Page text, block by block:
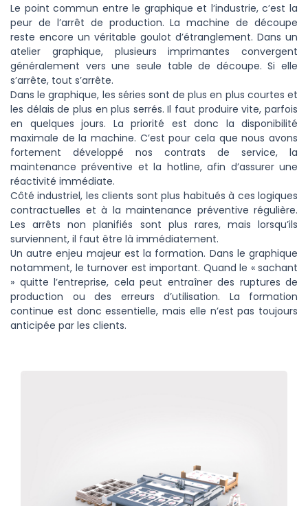
Le point commun entre le graphique et l’industrie, c’est la
peur de l’arrêt de production. La machine de découpe
reste encore un véritable goulot d’étranglement. Dans un
atelier graphique, plusieurs imprimantes convergent
généralement vers une seule table de découpe. Si elle
s’arrête, tout s’arrête.
Dans le graphique, les séries sont de plus en plus courtes et
les délais de plus en plus serrés. Il faut produire vite, parfois
en quelques jours. La priorité est donc la disponibilité
maximale de la machine. C’est pour cela que nous avons
fortement développé nos contrats de service, la
maintenance préventive et la hotline, afin d’assurer une
réactivité immédiate.
Côté industriel, les clients sont plus habitués à ces logiques
contractuelles et à la maintenance préventive régulière.
Les arrêts non planifiés sont plus rares, mais lorsqu’ils
surviennent, il faut être là immédiatement.
Un autre enjeu majeur est la formation. Dans le graphique
notamment, le turnover est important. Quand le « sachant
» quitte l’entreprise, cela peut entraîner des ruptures de
production ou des erreurs d’utilisation. La formation
continue est donc essentielle, mais elle n’est pas toujours
anticipée par les clients.